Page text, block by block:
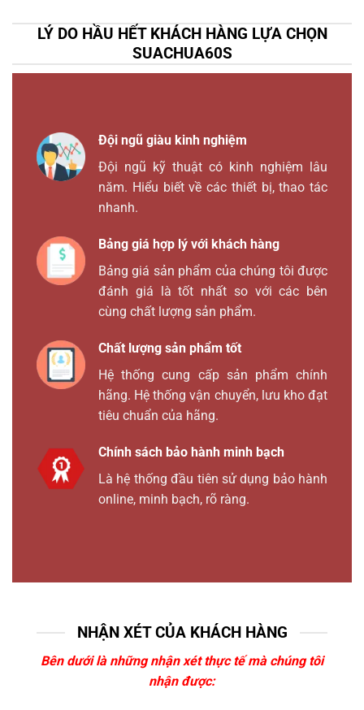
LÝ DO HẦU HẾT KHÁCH HÀNG LỰA CHỌN
SUACHUA60S
Đội ngũ giàu kinh nghiệm
Đội ngũ kỹ thuật có kinh nghiệm lâu
năm. Hiểu biết về các thiết bị, thao tác
nhanh.
Bảng giá hợp lý với khách hàng
Bảng giá sản phẩm của chúng tôi được
đánh giá là tốt nhất so với các bên
cùng chất lượng sản phẩm.
Chất lượng sản phẩm tốt
Hệ thống cung cấp sản phẩm chính
hãng. Hệ thống vận chuyển, lưu kho đạt
tiêu chuẩn của hãng.
Chính sách bảo hành minh bạch
Là hệ thống đầu tiên sử dụng bảo hành
online, minh bạch, rõ ràng.
NHẬN XÉT CỦA KHÁCH HÀNG
Bên dưới là những nhận xét thực tế mà chúng tôi
nhận được: